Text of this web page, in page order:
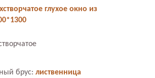
глухое окно из
брус: лиственница